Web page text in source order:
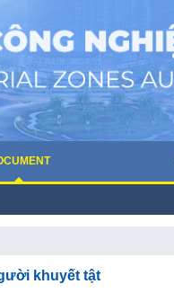
khuyết tật